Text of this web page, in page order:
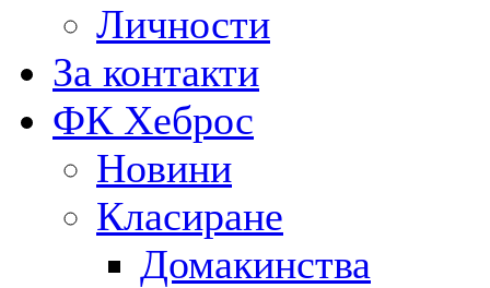
Личности
За контакти
ФК Хеброс
Новини
Класиране
Домакинства